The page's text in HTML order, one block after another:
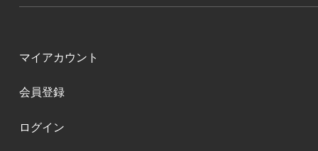
マイアカウント
会員登録
ログイン